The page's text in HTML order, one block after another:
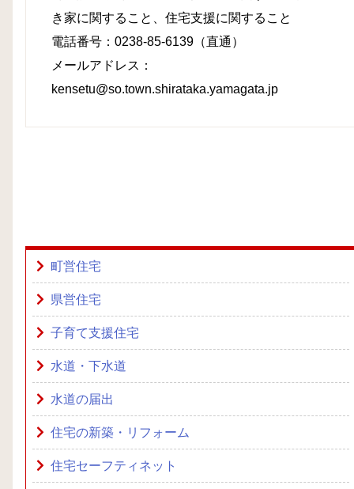
き家に関すること、住宅支援に関すること
電話番号：0238-85-6139（直通）
メールアドレス：
kensetu@so.town.shirataka.yamagata.jp
町営住宅
県営住宅
子育て支援住宅
水道・下水道
水道の届出
住宅の新築・リフォーム
住宅セーフティネット